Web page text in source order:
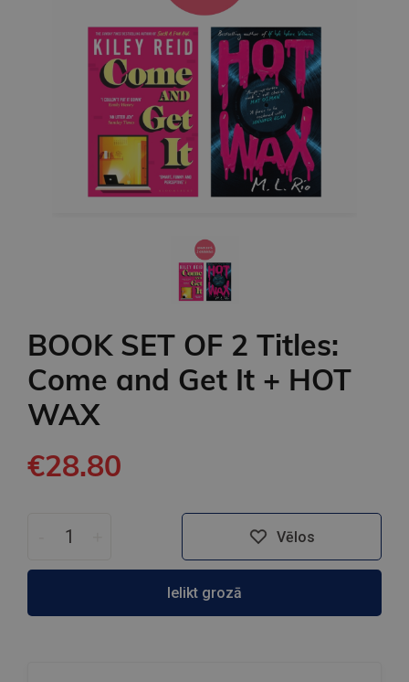
BOOK SET OF 2 Titles:
Come and Get It + HOT
WAX
€28.80
Vēlos
Ielikt grozā